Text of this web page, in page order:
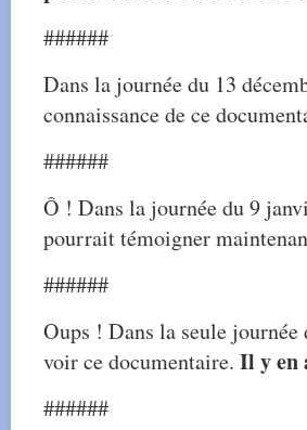
######
Dans la journée du 13
connaissance de ce
######
Ô ! Dans la journée du 9
pourrait témoigner
######
Oups ! Dans la seule
voir ce documentaire. Il y en
######